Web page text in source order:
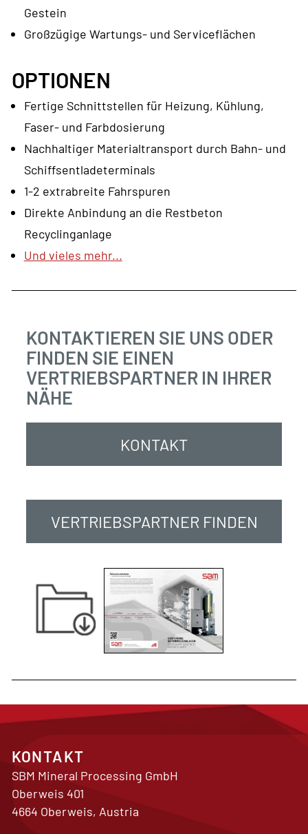
Gestein
Großzügige Wartungs- und Serviceflächen
OPTIONEN
Fertige Schnittstellen für Heizung, Kühlung,
Faser- und Farbdosierung
Nachhaltiger Materialtransport durch Bahn- und
Schiffsentladeterminals
1-2 extrabreite Fahrspuren
Direkte Anbindung an die Restbeton
Recyclinganlage
Und vieles mehr...
KONTAKTIEREN SIE UNS ODER
FINDEN SIE EINEN
VERTRIEBSPARTNER IN IHRER
NÄHE
KONTAKT
VERTRIEBSPARTNER FINDEN
KONTAKT
SBM Mineral Processing GmbH
Oberweis 401
4664 Oberweis, Austria